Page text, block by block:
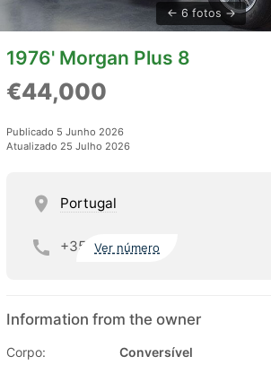
6 fotos
1976' Morgan Plus 8
€44,000
Publicado 5 Junho 2026
Atualizado 25 Julho 2026
Portugal
+35 Ver número
Information from the owner
Corpo:
Conversível